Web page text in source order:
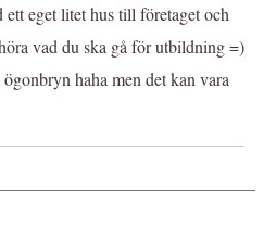
ett eget litet hus till företaget och
vad du ska gå för utbildning =)
haha men det kan vara